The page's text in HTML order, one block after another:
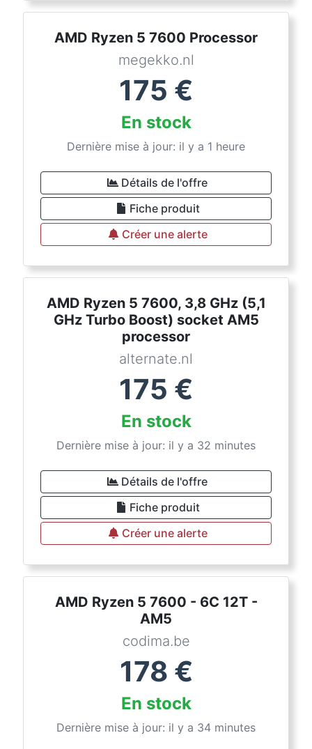
AMD Ryzen 5 7600 Processor
megekko.nl
175 €
En stock
Dernière mise à jour: il y a 1 heure
Détails de l'offre
Fiche produit
Créer une alerte
AMD Ryzen 5 7600, 3,8 GHz (5,1
GHz Turbo Boost) socket AM5
processor
alternate.nl
175 €
En stock
Dernière mise à jour: il y a 32 minutes
Détails de l'offre
Fiche produit
Créer une alerte
AMD Ryzen 5 7600 - 6C 12T -
AM5
codima.be
178 €
En stock
Dernière mise à jour: il y a 34 minutes